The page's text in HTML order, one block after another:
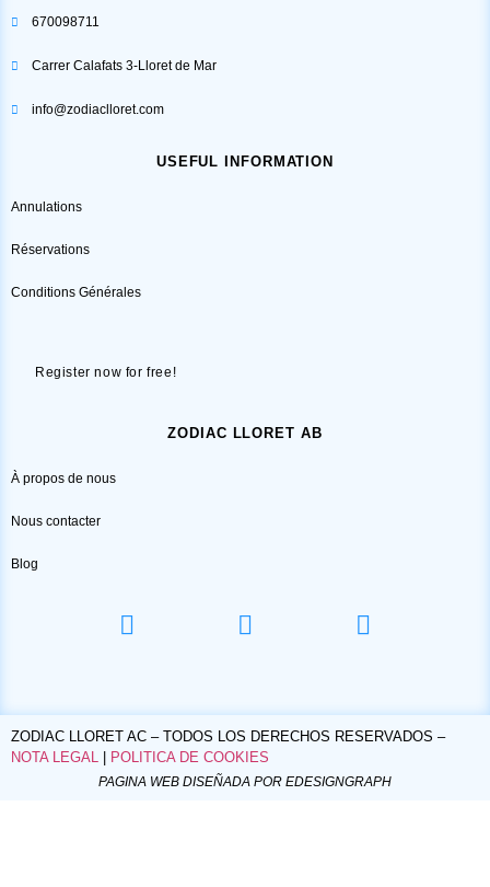
670098711
Carrer Calafats 3-Lloret de Mar
info@zodiaclloret.com
USEFUL INFORMATION
Annulations
Réservations
Conditions Générales
Register now for free!
ZODIAC LLORET AB
À propos de nous
Nous contacter
Blog
ZODIAC LLORET AC – TODOS LOS DERECHOS RESERVADOS –
NOTA LEGAL
POLITICA DE COOKIES
PAGINA WEB DISEÑADA POR EDESIGNGRAPH